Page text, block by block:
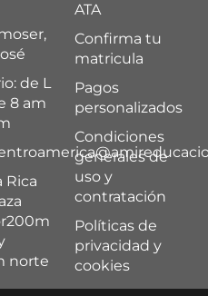
de L
8 am
Rica
norte
ATA
Confirma tu
matricula
Pagos
personalizados
Condiciones
generales de
uso y
contratación
Políticas de
privacidad y
cookies